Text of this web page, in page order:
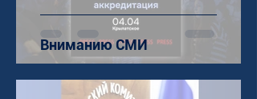
Вниманию СМИ